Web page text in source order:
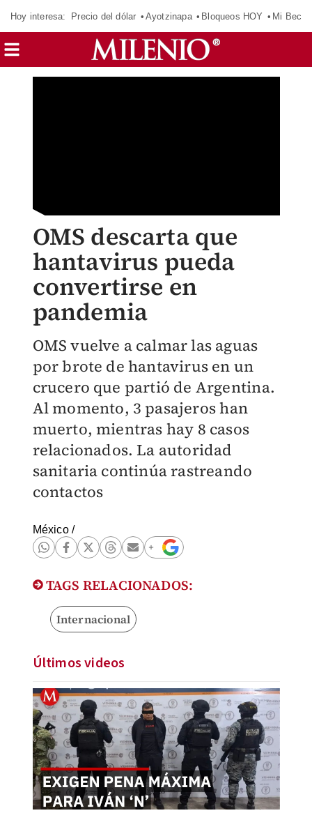
Hoy interesa: Precio del dólar Ayotzinapa Bloqueos HOY Mi Beca
OMS descarta que
hantavirus pueda
convertirse en
pandemia
OMS vuelve a calmar las aguas
por brote de hantavirus en un
crucero que partió de Argentina.
Al momento, 3 pasajeros han
muerto, mientras hay 8 casos
relacionados. La autoridad
sanitaria continúa rastreando
contactos
México/
TAGS RELACIONADOS:
Internacional
Últimos videos